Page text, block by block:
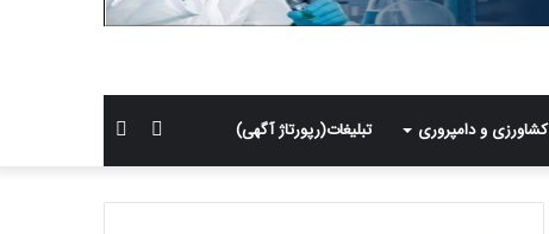
کشاورزی و دامپروری تبلیغات(رپورتاژ آگهی)
برای
سایدبار